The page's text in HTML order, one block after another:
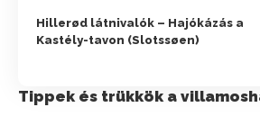
Hillerød látnivalók – Hajókázás a
Kastély-tavon (Slotssøen)
Tippek és trükkök a